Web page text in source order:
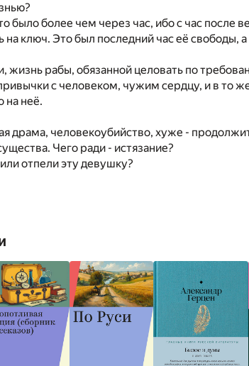
было более чем через час, ибо с час после
на ключ. Это был последний час её свободы,
жизнь рабы, обязанной целовать по
с человеком, чужим сердцу, и в то
неё.
драма, человекоубийство, хуже -
Чего ради - истязание?
отпели эту девушку?